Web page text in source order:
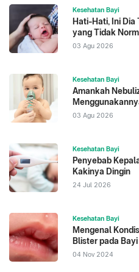
Kesehatan Bayi
Hati-Hati, Ini Dia
yang Tidak
03 Agu 2026
Kesehatan Bayi
Amankah
03 Agu 2026
Kesehatan Bayi
Penyebab
Kakinya Dingin
24 Jul 2026
Kesehatan Bayi
Mengenal
Blister pada Bayi
04 Nov 2024